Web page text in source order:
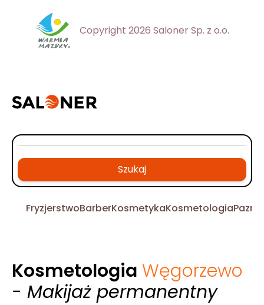
Copyright 2026 Saloner Sp. z o.o.
Szukaj
FryzjerstwoBarberKosmetykaKosmetologia
Kosmetologia Węgorzewo
- Makijaż permanentny